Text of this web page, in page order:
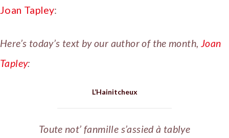
Joan Tapley:
Here’s today’s text by our author of the month, Joan
Tapley:
L’Hainitcheux
Toute not’ fanmille s’assied à tablye